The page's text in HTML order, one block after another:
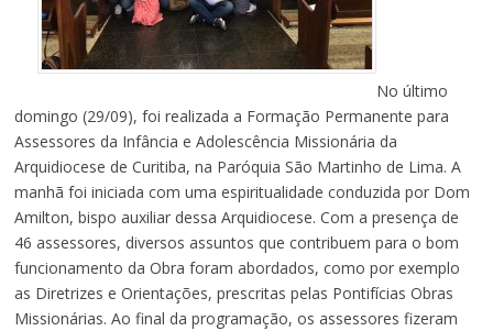
No último
domingo (29/09), foi realizada a Formação Permanente para
Assessores da Infância e Adolescência Missionária da
Arquidiocese de Curitiba, na Paróquia São Martinho de Lima. A
manhã foi iniciada com uma espiritualidade conduzida por Dom
Amilton, bispo auxiliar dessa Arquidiocese. Com a presença de
46 assessores, diversos assuntos que contribuem para o bom
funcionamento da Obra foram abordados, como por exemplo
as Diretrizes e Orientações, prescritas pelas Pontifícias Obras
Missionárias. Ao final da programação, os assessores fizeram